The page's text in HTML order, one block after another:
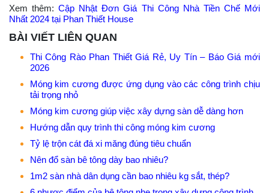
Xem thêm:Cập Nhật Đơn Giá Thi Công Nhà Tiền Chế Mới
Nhất 2024 tại Phan Thiết House
BÀI VIẾT LIÊN QUAN
Thi Công Rào Phan Thiết Giá Rẻ, Uy Tín – Báo Giá mới
2026
Móng kim cương được ứng dụng vào các công trình chịu
tải trọng nhỏ
Móng kim cương giúp việc xây dựng sàn dễ dàng hơn
Hướng dẫn quy trình thi công móng kim cương
Tỷ lệ trộn cát đá xi măng đúng tiêu chuẩn
Nên đổ sàn bê tông dày bao nhiêu?
1m2 sàn nhà dân dụng cần bao nhiêu kg sắt, thép?